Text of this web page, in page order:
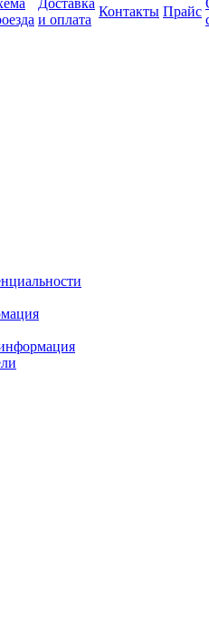
Доставка
и оплата
Контакты Прайс